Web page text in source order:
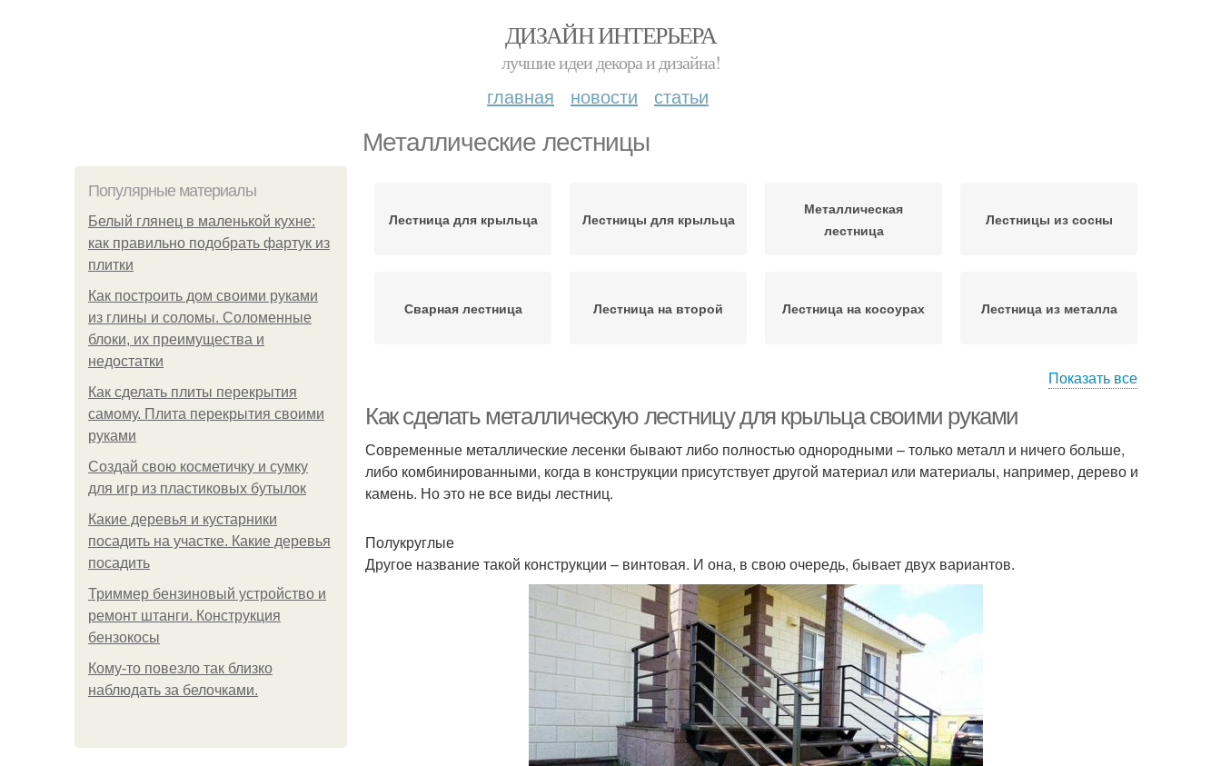
ДИЗАЙН ИНТЕРЬЕРА
лучшие идеи декора и дизайна!
главная новости статьи
Металлические лестницы
Популярные материалы
Белый глянец в маленькой кухне:
как правильно подобрать фартук из
плитки
Как построить дом своими руками
из глины и соломы. Соломенные
блоки, их преимущества и
недостатки
Как сделать плиты перекрытия
самому. Плита перекрытия своими
руками
Создай свою косметичку и сумку
для игр из пластиковых бутылок
Какие деревья и кустарники
посадить на участке. Какие деревья
посадить
Триммер бензиновый устройство и
ремонт штанги. Конструкция
бензокосы
Кому-то повезло так близко
наблюдать за белочками.
Лестница для крыльца Лестницы для крыльца
Металлическая
лестница
Лестницы из сосны
Сварная лестница Лестница на второй Лестница на косоурах Лестница из металла
доме
лестница
Полувинтовая лестница
Показать все
Как сделать металлическую лестницу для крыльца своими руками
Современные металлические лесенки бывают либо полностью однородными – только металл и ничего больше,
либо комбинированными, когда в конструкции присутствует другой материал или материалы, например, дерево и
камень. Но это не все виды лестниц.
Полукруглые
Другое название такой конструкции – винтовая. И она, в свою очередь, бывает двух вариантов.